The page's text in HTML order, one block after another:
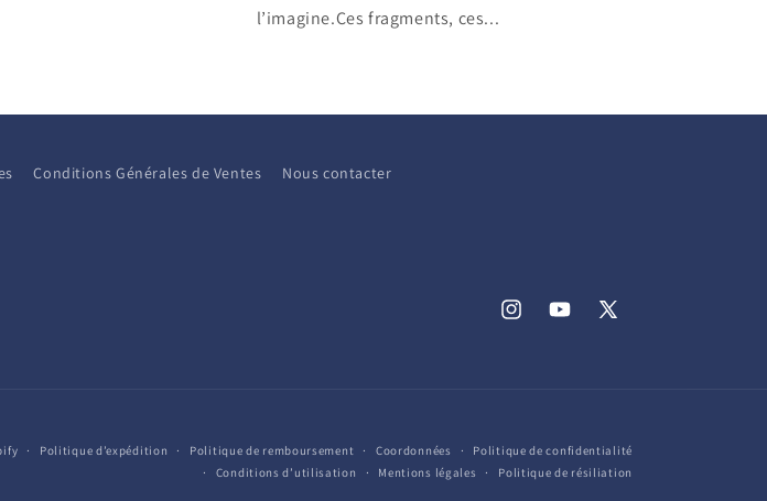
l’imagine.Ces fragments, ces...
Conditions Générales de Ventes Nous contacter
InstagramYouTube
X
Politique d’expédition Politique de remboursement Coordonnées
Politique de confidentialité
Conditions d’utilisation
Mentions légales Politique de résiliation